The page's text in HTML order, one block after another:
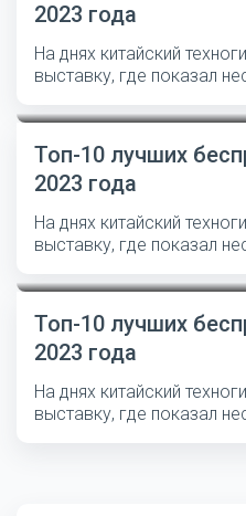
2023 года
На днях китайский
выставку, где показал
Топ-10 лучших
2023 года
На днях китайский
выставку, где показал
Топ-10 лучших
2023 года
На днях китайский
выставку, где показал